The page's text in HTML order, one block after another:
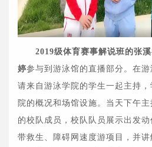
2019级体育赛事解说班的张
婷参与到游泳馆的直播部分。在
请来自游泳学院的学生一起主持
院的概况和场馆设施。当天下午
的校队成员，校队队员展示出发
带救生、障碍网速度游项目，并